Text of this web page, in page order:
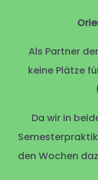
Als Partner
keine Plätze
Da wir in
den Wochen